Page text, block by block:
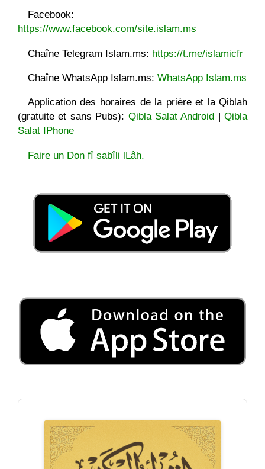
Facebook:
https://www.facebook.com/site.islam.ms
Chaîne Telegram Islam.ms: https://t.me/islamicfr
Chaîne WhatsApp Islam.ms: WhatsApp Islam.ms
Application des horaires de la prière et la Qiblah
(gratuite et sans Pubs): Qibla Salat Android |Qibla
Salat IPhone
Faire un Don fî sabîli lLâh.